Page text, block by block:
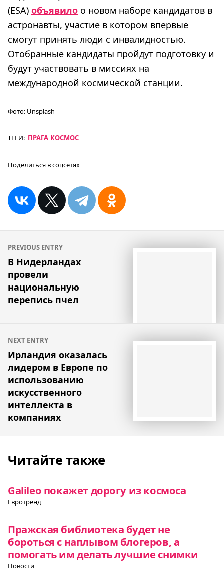
(ESA) объявило о новом наборе кандидатов в
астронавты, участие в котором впервые
смогут принять люди с инвалидностью.
Отобранные кандидаты пройдут подготовку и
будут участвовать в миссиях на
международной космической станции.
Фото: Unsplash
ТЕГИ: ПРАГА КОСМОС
Поделиться в соцсетях
Навигация
по
записям
PREVIOUS ENTRY
В Нидерландах
провели
национальную
перепись пчел
NEXT ENTRY
Ирландия оказалась
лидером в Европе по
использованию
искусственного
интеллекта в
компаниях
Читайте также
Galileo покажет дорогу из космоса
Евротренд
Пражская библиотека будет не
бороться с наплывом блогеров, а
помогать им делать лучшие снимки
Новости